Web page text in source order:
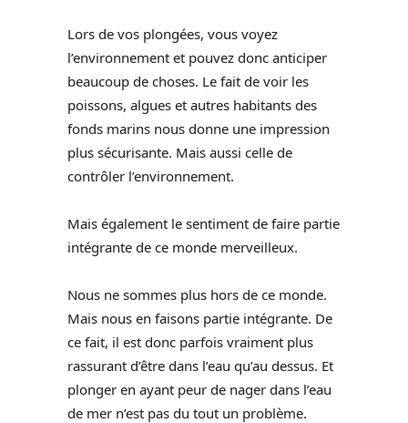
Lors de vos plongées, vous voyez
l’environnement et pouvez donc anticiper
beaucoup de choses. Le fait de voir les
poissons, algues et autres habitants des
fonds marins nous donne une impression
plus sécurisante. Mais aussi celle de
contrôler l’environnement.
Mais également le sentiment de faire partie
intégrante de ce monde merveilleux.
Nous ne sommes plus hors de ce monde.
Mais nous en faisons partie intégrante. De
ce fait, il est donc parfois vraiment plus
rassurant d’être dans l’eau qu’au dessus. Et
plonger en ayant peur de nager dans l’eau
de mer n’est pas du tout un problème.